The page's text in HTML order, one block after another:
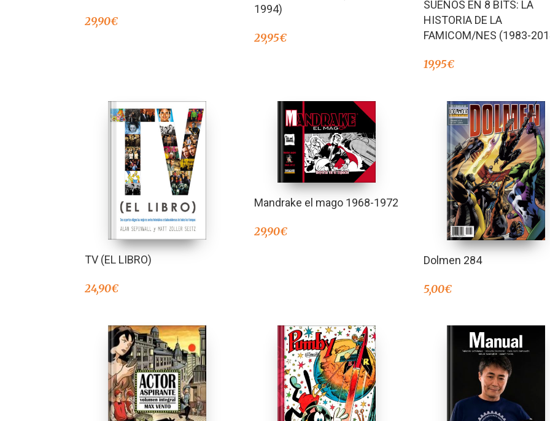
29,90€
1994)
29,95€
4.20
de 5
SUEÑOS EN 8 BITS: LA
HISTORIA DE LA
FAMICOM/NES (1983-
19,95€
TV (EL LIBRO)
24,90€
Mandrake el mago 1968-1972
29,90€
Dolmen 284
5,00€